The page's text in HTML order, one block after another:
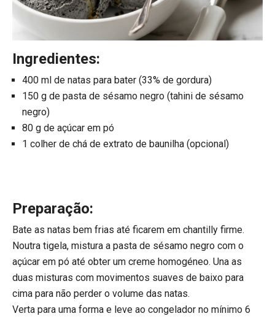
Ingredientes:
400 ml de natas para bater (33% de gordura)
150 g de pasta de sésamo negro (tahini de sésamo
negro)
80 g de açúcar em pó
1 colher de chá de extrato de baunilha (opcional)
Preparação:
Bate as natas bem frias até ficarem em chantilly firme.
Noutra tigela, mistura a pasta de sésamo negro com o
açúcar em pó até obter um creme homogéneo. Una as
duas misturas com movimentos suaves de baixo para
cima para não perder o volume das natas.
Verta para uma forma e leve ao congelador no mínimo 6